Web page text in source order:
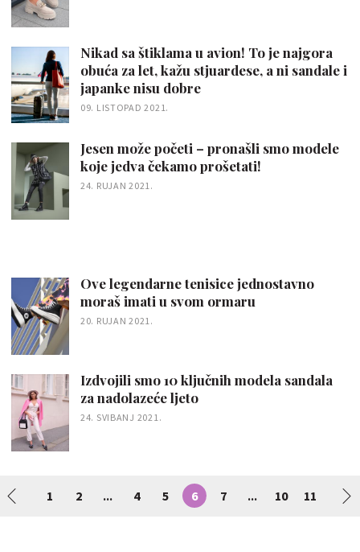
Nikad sa štiklama u avion! To je najgora
obuća za let, kažu stjuardese, a ni sandale i
japanke nisu dobre
09. LISTOPAD 2021.
Jesen može početi – pronašli smo modele
koje jedva čekamo prošetati!
24. RUJAN 2021.
Ove legendarne tenisice jednostavno
moraš imati u svom ormaru
20. RUJAN 2021.
Izdvojili smo 10 ključnih modela sandala
za nadolazeće ljeto
24. SVIBANJ 2021.
1 2 ... 4 5 6 7 ... 10 11